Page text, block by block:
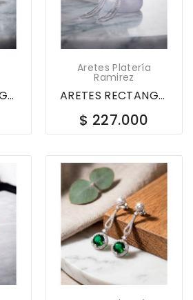
ARETES RECTANGULARES EN PLATA LEY 925 CON...
Aretes Platería
Ramirez
ARETES RECTANGULARES EN PLATA LEY 925 CON...
$ 227.000